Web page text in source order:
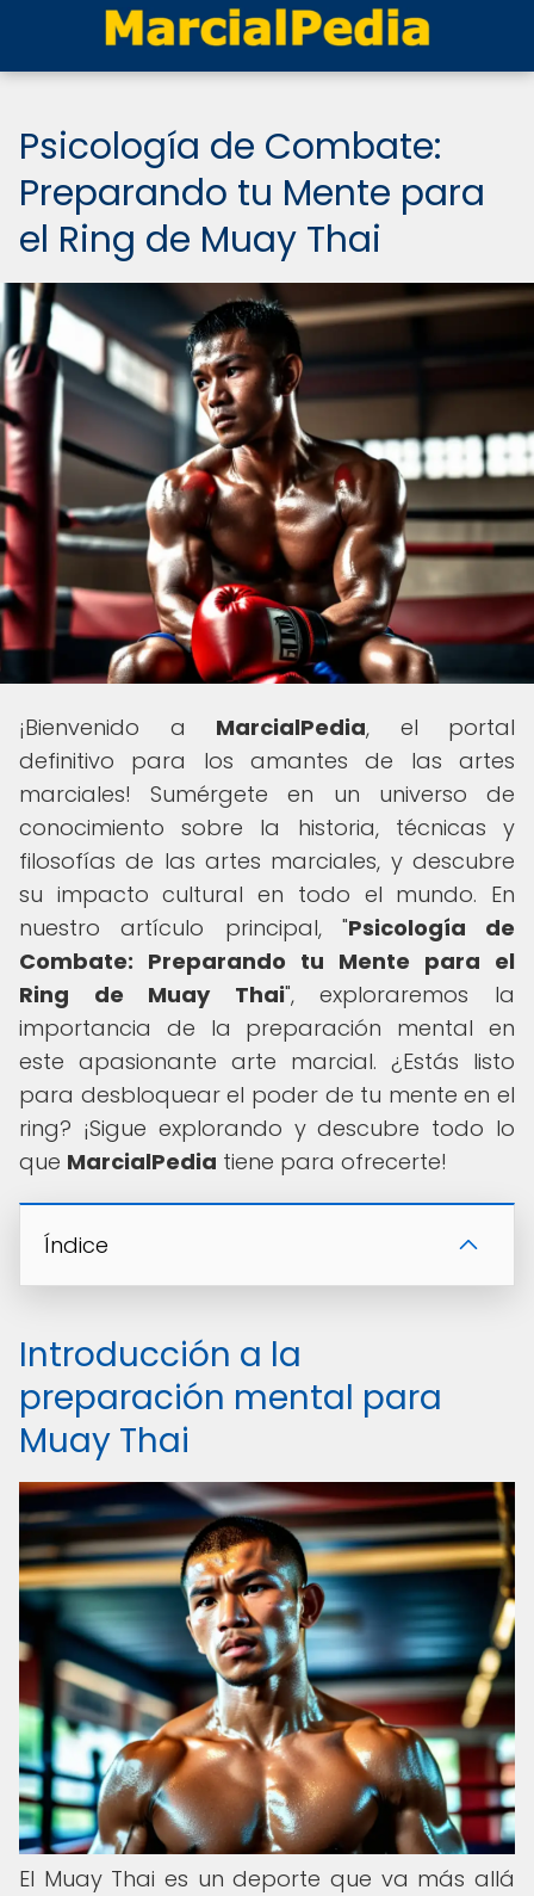
Psicología de Combate:
Preparando tu Mente para
el Ring de Muay Thai
¡Bienvenido a MarcialPedia, el portal
definitivo para los amantes de las artes
marciales! Sumérgete en un universo de
conocimiento sobre la historia, técnicas y
filosofías de las artes marciales, y descubre
su impacto cultural en todo el mundo. En
nuestro artículo principal, "Psicología de
Combate: Preparando tu Mente para el
Ring de Muay Thai", exploraremos la
importancia de la preparación mental en
este apasionante arte marcial. ¿Estás listo
para desbloquear el poder de tu mente en el
ring? ¡Sigue explorando y descubre todo lo
que MarcialPedia tiene para ofrecerte!
Índice
Introducción a la
preparación mental para
Muay Thai
El Muay Thai es un deporte que va más allá